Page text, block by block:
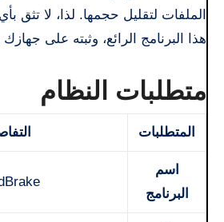
الملفات لتقليل حجمها. لذا، لا
هذا البرنامج الرائع، وثبته على
متطلبات النظام
المتطلبات
اسم
البرنامج